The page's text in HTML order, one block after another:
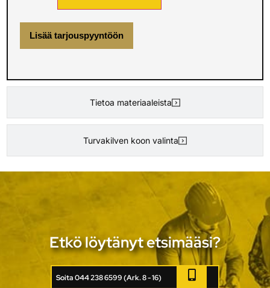
Tietoa materiaaleista
Turvakilven koon valinta
Lisää tarjouspyyntöön
Etkö löytänyt etsimääsi?
Soita 044 238 6599 (Ark. 8 - 16)